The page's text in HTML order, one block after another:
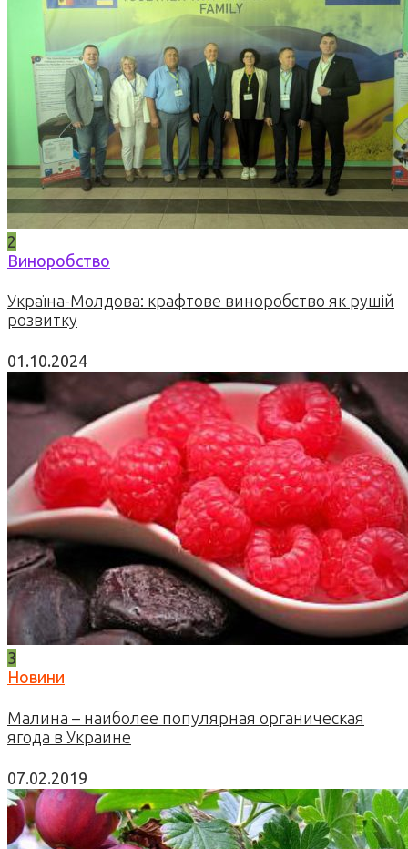
2
Виноробство
Україна-Молдова: крафтове виноробство як рушій
розвитку
01.10.2024
3
Новини
Малина – наиболее популярная органическая
ягода в Украине
07.02.2019